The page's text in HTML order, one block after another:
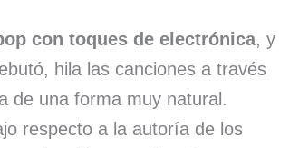
con toques de electrónica, y
hila las canciones a través
de una forma muy natural.
respecto a la autoría de los